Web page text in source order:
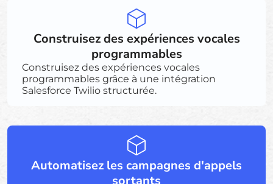
Construisez des expériences vocales
programmables
Construisez des expériences vocales
programmables grâce à une intégration
Salesforce Twilio structurée.
Automatisez les campagnes d'appels
sortants